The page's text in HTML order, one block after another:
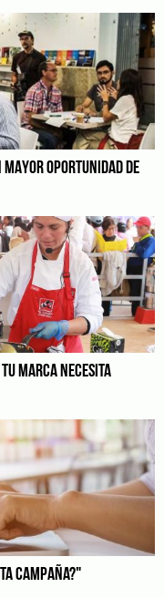
OPORTUNIDAD DE
MARCA NECESITA
CAMPAÑA?"